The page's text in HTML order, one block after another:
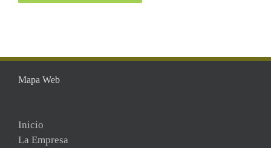
Mapa Web
Inicio
La Empresa